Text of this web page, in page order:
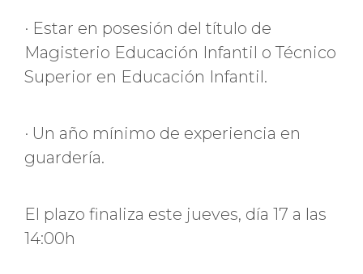
· Estar en posesión del título de
Magisterio Educación Infantil o Técnico
Superior en Educación Infantil.
· Un año mínimo de experiencia en
guardería.
El plazo finaliza este jueves, día 17 a las
14:00h